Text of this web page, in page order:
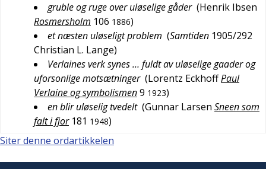
gruble og ruge over uløselige gåder (Henrik Ibsen
Rosmersholm 106 1886)
et næsten uløseligt problem (Samtiden 1905/292
Christian L. Lange)
Verlaines verk synes … fuldt av uløselige gaader og
uforsonlige motsætninger (Lorentz EckhoffPaul
Verlaine og symbolismen9 1923)
en blir uløselig tvedelt (Gunnar Larsen Sneen som
falt i fjor 181 1948)
Siter denne ordartikkelen